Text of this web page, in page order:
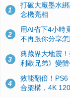
1
打破大廠墨水
念機亮相
2
用AI省下4小時
不再跟你分享
3
典藏界大地震
利歐兄弟》變
4
效能翻倍！
合架構，4K